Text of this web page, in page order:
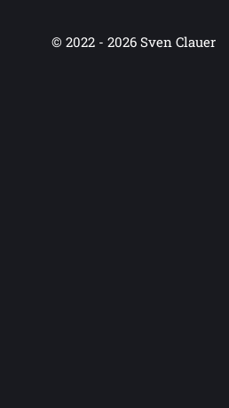
© 2022 - 2026 Sven Clauer